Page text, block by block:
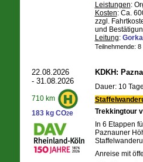
Leistungen:
Kosten: Ca.
zzgl.
und
Leitung:
Teilnehmende:
22.08.2026
- 31.08.2026
710 km
183 kg CO2e
KDKH:
Dauer: 10
Trekkingtour
In 6 Etappen
Paznauner
Anreise mit